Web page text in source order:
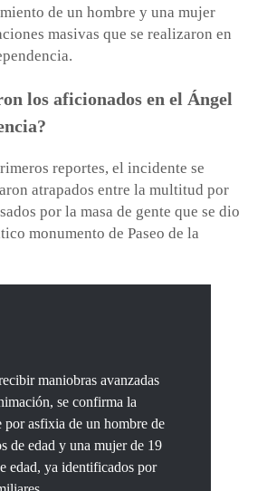
de un hombre y una mujer
masivas que se realizaron en
los aficionados en el Ángel
reportes, el incidente se
atrapados entre la multitud por
por la masa de gente que se dio
monumento de Paseo de la
maniobras avanzadas
se confirma la
por asfixia de un hombre de
de edad y una mujer de 19
edad, ya identificados por